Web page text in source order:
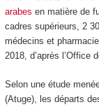
arabes en matière de
cadres supérieurs, 2
médecins et
2018, d’après l’Office
Selon une étude
(Atuge), les départs